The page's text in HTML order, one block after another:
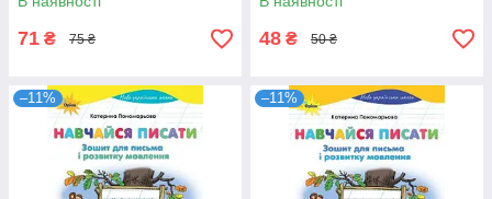
71 ₴ 75 ₴ 48 ₴ 50 ₴
–11% –11%